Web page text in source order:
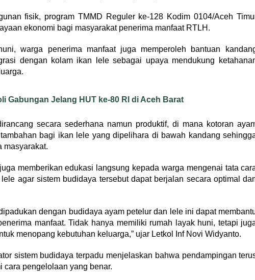
fisik, program TMMD Reguler ke-128 Kodim 0104/Aceh
ekonomi bagi masyarakat penerima manfaat RTLH.
warga penerima manfaat juga memperoleh bantuan
dengan kolam ikan lele sebagai upaya mendukung
Gabungan Jelang HUT ke-80 RI di Aceh Barat
secara sederhana namun produktif, di mana kotoran
bagi ikan lele yang dipelihara di bawah kandang
masyarakat.
memberikan edukasi langsung kepada warga mengenai tata
agar sistem budidaya tersebut dapat berjalan secara optimal
dengan budidaya ayam petelur dan lele ini dapat
manfaat. Tidak hanya memiliki rumah layak huni, tetapi
menopang kebutuhan keluarga,” ujar Letkol Inf Novi Widyanto.
sistem budidaya terpadu menjelaskan bahwa pendampingan
cara pengelolaan yang benar.